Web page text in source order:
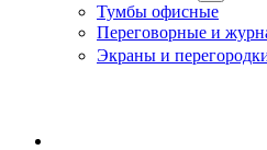
Тумбы офисные
Переговорные и
Экраны и